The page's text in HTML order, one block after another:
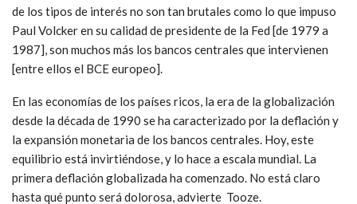
de los tipos de interés no son tan brutales como lo que impuso
Paul Volcker en su calidad de presidente de la Fed [de 1979 a
1987], son muchos más los bancos centrales que intervienen
[entre ellos el BCE europeo].
En las economías de los países ricos, la era de la globalización
desde la década de 1990 se ha caracterizado por la deflación y
la expansión monetaria de los bancos centrales. Hoy, este
equilibrio está invirtiéndose, y lo hace a escala mundial. La
primera deflación globalizada ha comenzado. No está claro
hasta qué punto será dolorosa, advierte Tooze.